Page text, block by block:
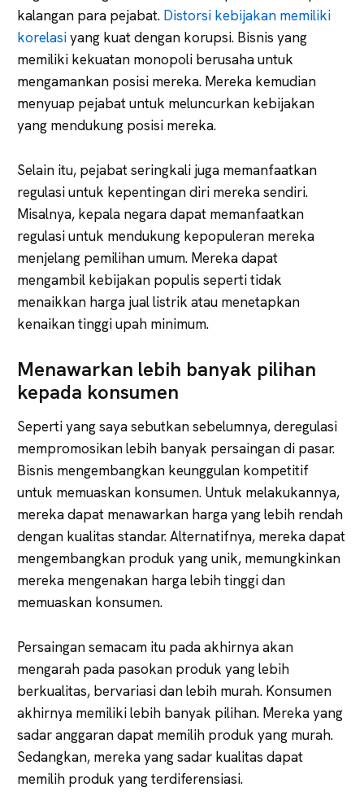
kalangan para pejabat. Distorsi kebijakan memiliki
korelasiyang kuat dengan korupsi. Bisnis yang
memiliki kekuatan monopoli berusaha untuk
mengamankan posisi mereka. Mereka kemudian
menyuap pejabat untuk meluncurkan kebijakan
yang mendukung posisi mereka.
Selain itu, pejabat seringkali juga memanfaatkan
regulasi untuk kepentingan diri mereka sendiri.
Misalnya, kepala negara dapat memanfaatkan
regulasi untuk mendukung kepopuleran mereka
menjelang pemilihan umum. Mereka dapat
mengambil kebijakan populis seperti tidak
menaikkan harga jual listrik atau menetapkan
kenaikan tinggi upah minimum.
Menawarkan lebih banyak pilihan
kepada konsumen
Seperti yang saya sebutkan sebelumnya, deregulasi
mempromosikan lebih banyak persaingan di pasar.
Bisnis mengembangkan keunggulan kompetitif
untuk memuaskan konsumen. Untuk melakukannya,
mereka dapat menawarkan harga yang lebih rendah
dengan kualitas standar. Alternatifnya, mereka dapat
mengembangkan produk yang unik, memungkinkan
mereka mengenakan harga lebih tinggi dan
memuaskan konsumen.
Persaingan semacam itu pada akhirnya akan
mengarah pada pasokan produk yang lebih
berkualitas, bervariasi dan lebih murah. Konsumen
akhirnya memiliki lebih banyak pilihan. Mereka yang
sadar anggaran dapat memilih produk yang murah.
Sedangkan, mereka yang sadar kualitas dapat
memilih produk yang terdiferensiasi.